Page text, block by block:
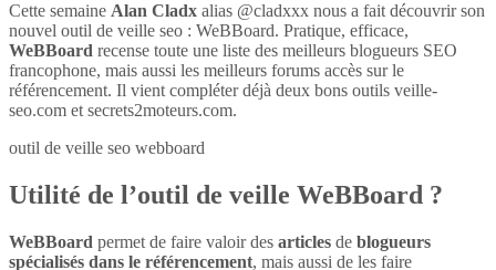
Cette semaine Alan Cladx alias @cladxxx nous a fait découvrir son
nouvel outil de veille seo : WeBBoard. Pratique, efficace,
WeBBoard recense toute une liste des meilleurs blogueurs SEO
francophone, mais aussi les meilleurs forums accès sur le
référencement. Il vient compléter déjà deux bons outils veille-
seo.com et secrets2moteurs.com.
outil de veille seo webboard
Utilité de l’outil de veille WeBBoard ?
WeBBoard permet de faire valoir des articles de blogueurs
spécialisés dans le référencement, mais aussi de les faire